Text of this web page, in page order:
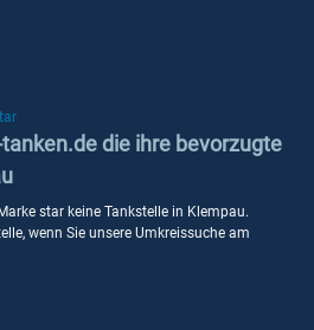
die ihre bevorzugte
star keine Tankstelle in Klempau.
wenn Sie unsere Umkreissuche am